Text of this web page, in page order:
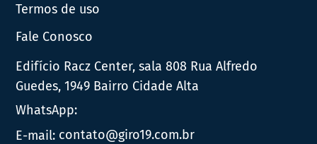
Termos de uso
Fale Conosco
Edifício Racz Center, sala 808 Rua Alfredo
Guedes, 1949 Bairro Cidade Alta
WhatsApp:
E-mail: contato@giro19.com.br